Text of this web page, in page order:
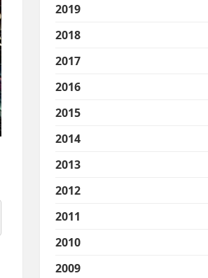
2019
2018
2017
2016
2015
2014
2013
2012
2011
2010
2009